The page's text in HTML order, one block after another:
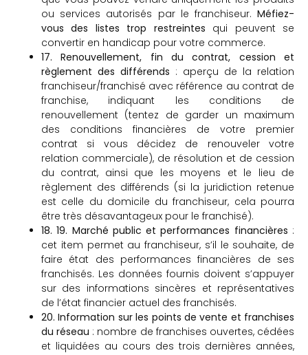
ou services autorisés par le franchiseur. Méfiez-
vous des listes trop restreintes qui peuvent se
convertir en handicap pour votre commerce.
17. Renouvellement, fin du contrat, cession et
règlement des différends : aperçu de la relation
franchiseur/franchisé avec référence au contrat de
franchise, indiquant les conditions de
renouvellement (tentez de garder un maximum
des conditions financières de votre premier
contrat si vous décidez de renouveler votre
relation commerciale), de résolution et de cession
du contrat, ainsi que les moyens et le lieu de
règlement des différends (si la juridiction retenue
est celle du domicile du franchiseur, cela pourra
être très désavantageux pour le franchisé).
18. 19. Marché public et performances financières :
cet item permet au franchiseur, s’il le souhaite, de
faire état des performances financières de ses
franchisés. Les données fournis doivent s’appuyer
sur des informations sincères et représentatives
de l’état financier actuel des franchisés.
20. Information sur les points de vente et franchises
du réseau : nombre de franchises ouvertes, cédées
et liquidées au cours des trois dernières années,